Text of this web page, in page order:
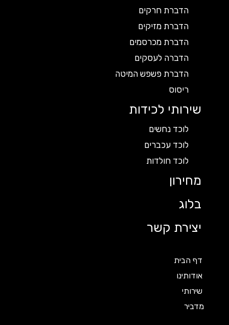
הדברת חרקים
הדברת מזיקים
הדברת מכרסמים
הדברה לעסקים
הדברת פשפש המיטה
ריסוס
שירותי לכידות
לוכד נחשים
לוכד עכברים
לוכד חולדות
מחירון
בלוג
יצירת קשר
דף הבית
אודותינו
שירותי
מדביר